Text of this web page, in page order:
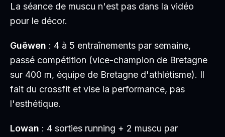
La séance de muscu n'est pas dans la vidéo
pour le décor.
Guëwen : 4 à 5 entraînements par semaine,
passé compétition (vice-champion de Bretagne
sur 400 m, équipe de Bretagne d'athlétisme). Il
fait du crossfit et vise la performance, pas
l'esthétique.
Lowan : 4 sorties running + 2 muscu par